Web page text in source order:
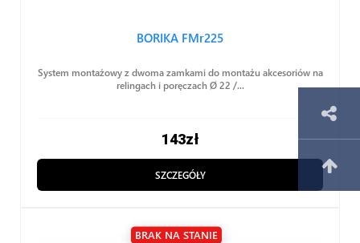
BORIKA FMr225
System montażowy z dwoma zamkami do montażu akcesoriów na
relingach i poręczach Ø 22 /...
143zł
SZCZEGÓŁY
BRAK NA STANIE